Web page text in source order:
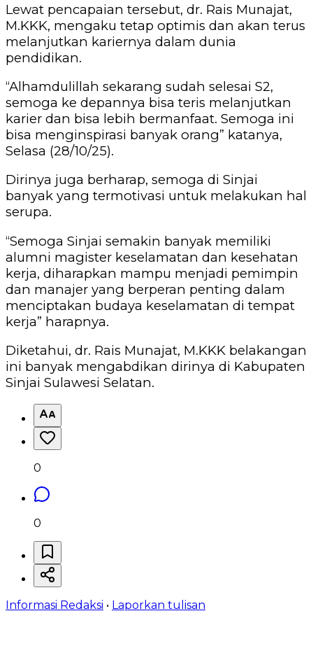
Lewat pencapaian tersebut, dr. Rais Munajat,
M.KKK, mengaku tetap optimis dan akan terus
melanjutkan kariernya dalam dunia
pendidikan.
“Alhamdulillah sekarang sudah selesai S2,
semoga ke depannya bisa teris melanjutkan
karier dan bisa lebih bermanfaat. Semoga ini
bisa menginspirasi banyak orang” katanya,
Selasa (28/10/25).
Dirinya juga berharap, semoga di Sinjai
banyak yang termotivasi untuk melakukan hal
serupa.
“Semoga Sinjai semakin banyak memiliki
alumni magister keselamatan dan kesehatan
kerja, diharapkan mampu menjadi pemimpin
dan manajer yang berperan penting dalam
menciptakan budaya keselamatan di tempat
kerja” harapnya.
Diketahui, dr. Rais Munajat, M.KKK belakangan
ini banyak mengabdikan dirinya di Kabupaten
Sinjai Sulawesi Selatan.
0
0
Informasi Redaksi • Laporkan tulisan